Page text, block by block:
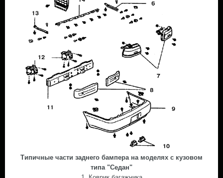
Типичные части заднего бампера на моделях с кузовом
типа "Седан"